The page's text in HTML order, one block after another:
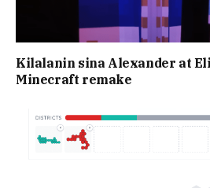
Kilalanin sina Alexander at
Minecraft remake